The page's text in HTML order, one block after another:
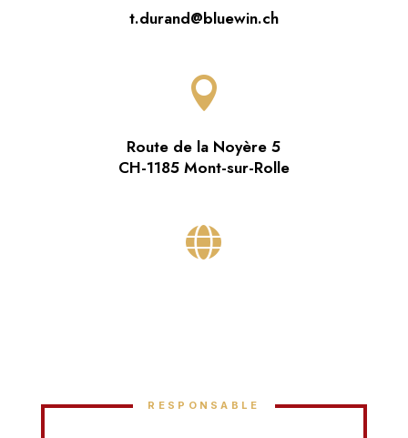
t.durand@bluewin.ch

Route de la Noyère 5
CH-1185 Mont-sur-Rolle

RESPONSABLE